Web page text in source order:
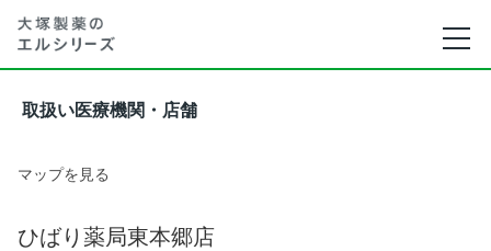
取扱い医療機関・店舗
マップを見る
ひばり薬局東本郷店